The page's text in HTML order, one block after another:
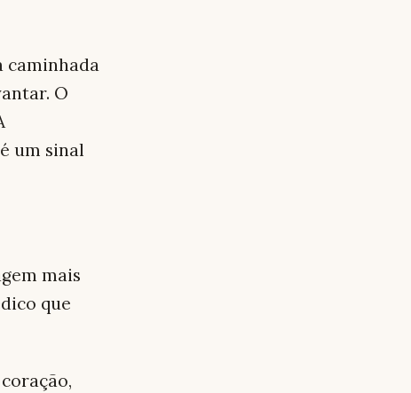
caminhada
O
um sinal
mais
que